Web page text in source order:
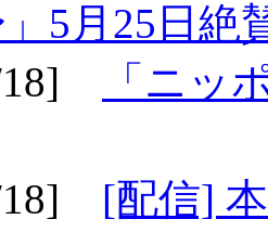
5月25日絶
18]
「ニッ
18] [配信]